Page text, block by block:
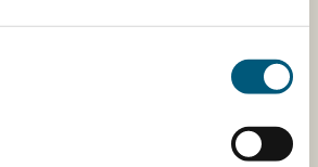
her
hobbyhønsehold